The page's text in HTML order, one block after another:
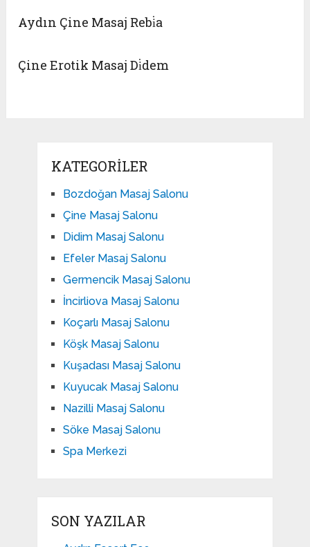
Aydın Çine Masaj Rebi̇a
Çine Erotik Masaj Di̇dem
KATEGORILER
Bozdoğan Masaj Salonu
Çine Masaj Salonu
Didim Masaj Salonu
Efeler Masaj Salonu
Germencik Masaj Salonu
İncirliova Masaj Salonu
Koçarlı Masaj Salonu
Köşk Masaj Salonu
Kuşadası Masaj Salonu
Kuyucak Masaj Salonu
Nazilli Masaj Salonu
Söke Masaj Salonu
Spa Merkezi
SON YAZILAR